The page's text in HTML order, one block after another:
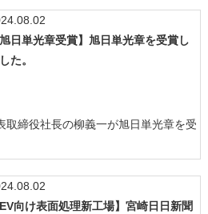
旭日単光章受賞】旭日単光章を受賞し
た。
取締役社長の柳義一が旭日単光章を受
EV向け表面処理新工場】宮崎日日新聞